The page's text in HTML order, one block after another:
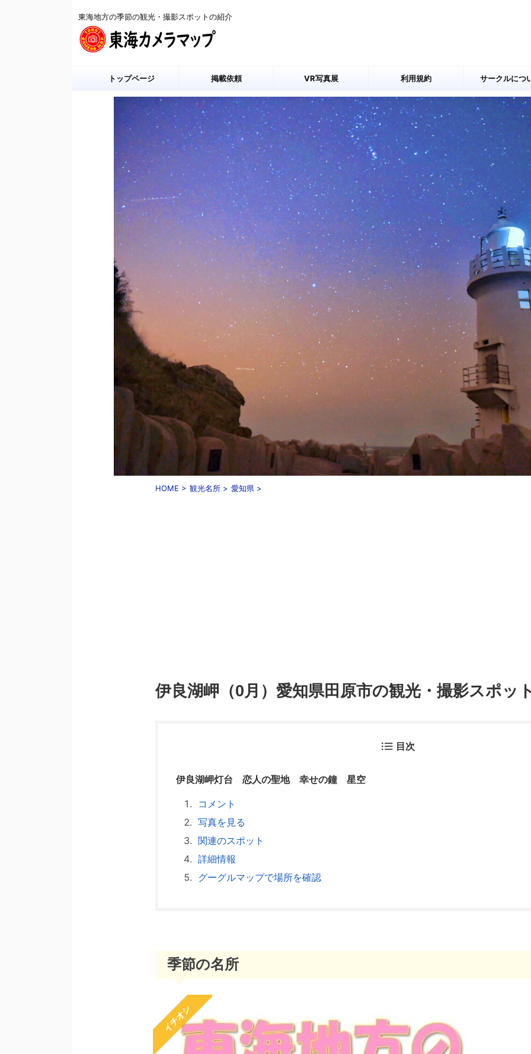
東海地方の季節の観光・撮影スポットの紹介
トップページ 掲載依頼 VR写真展 利用規約 サークルにつ
HOME > 観光名所 > 愛知県 >
伊良湖岬（0月）愛知県田原市の観光・撮影スポッ
目次
伊良湖岬灯台 恋人の聖地 幸せの鐘 星空
コメント
写真を見る
関連のスポット
詳細情報
グーグルマップで場所を確認
季節の名所
イチオシ